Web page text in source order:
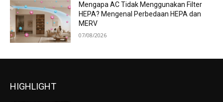
Mengapa AC Tidak Menggunakan Filter
HEPA? Mengenal Perbedaan HEPA dan
MERV
07/08/2026
HIGHLIGHT